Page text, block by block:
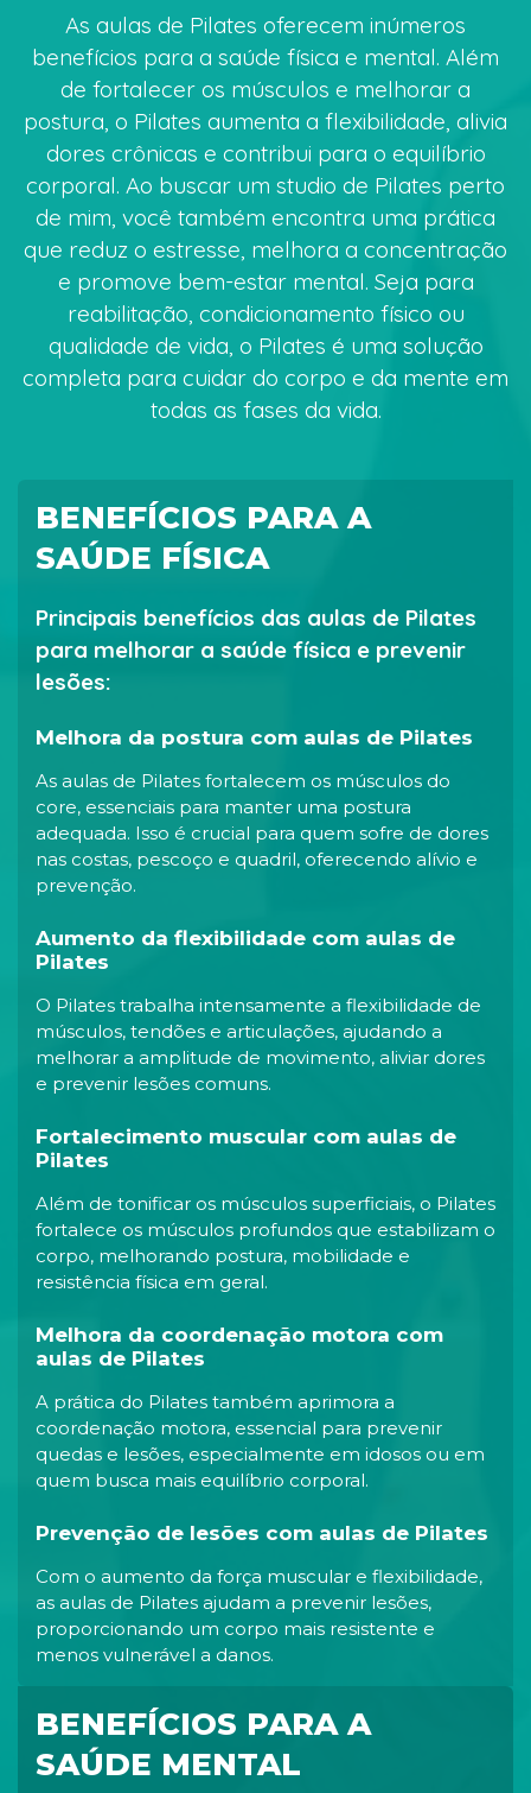
As aulas de Pilates oferecem inúmeros
benefícios para a saúde física e mental. Além
de fortalecer os músculos e melhorar a
postura, o Pilates aumenta a flexibilidade, alivia
dores crônicas e contribui para o equilíbrio
corporal. Ao buscar um studio de Pilates perto
de mim, você também encontra uma prática
que reduz o estresse, melhora a concentração
e promove bem-estar mental. Seja para
reabilitação, condicionamento físico ou
qualidade de vida, o Pilates é uma solução
completa para cuidar do corpo e da mente em
todas as fases da vida.
BENEFÍCIOS PARA A
SAÚDE FÍSICA
Principais benefícios das aulas de Pilates
para melhorar a saúde física e prevenir
lesões:
Melhora da postura com aulas de Pilates
As aulas de Pilates fortalecem os músculos do
core, essenciais para manter uma postura
adequada. Isso é crucial para quem sofre de dores
nas costas, pescoço e quadril, oferecendo alívio e
prevenção.
Aumento da flexibilidade com aulas de
Pilates
O Pilates trabalha intensamente a flexibilidade de
músculos, tendões e articulações, ajudando a
melhorar a amplitude de movimento, aliviar dores
e prevenir lesões comuns.
Fortalecimento muscular com aulas de
Pilates
Além de tonificar os músculos superficiais, o Pilates
fortalece os músculos profundos que estabilizam o
corpo, melhorando postura, mobilidade e
resistência física em geral.
Melhora da coordenação motora com
aulas de Pilates
A prática do Pilates também aprimora a
coordenação motora, essencial para prevenir
quedas e lesões, especialmente em idosos ou em
quem busca mais equilíbrio corporal.
Prevenção de lesões com aulas de Pilates
Com o aumento da força muscular e flexibilidade,
as aulas de Pilates ajudam a prevenir lesões,
proporcionando um corpo mais resistente e
menos vulnerável a danos.
BENEFÍCIOS PARA A
SAÚDE MENTAL